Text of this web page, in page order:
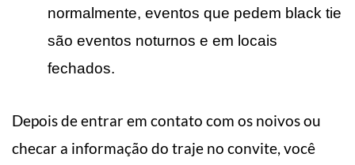
normalmente, eventos que pedem black tie
são eventos noturnos e em locais
fechados.
Depois de entrar em contato com os noivos ou
checar a informação do traje no convite, você